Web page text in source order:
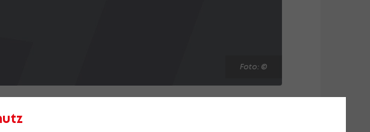
Foto: ©